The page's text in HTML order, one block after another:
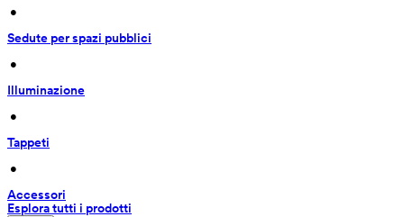
•
Sedute per spazi pubblici
•
Illuminazione
•
Tappeti
•
Accessori
Esplora tutti i prodotti